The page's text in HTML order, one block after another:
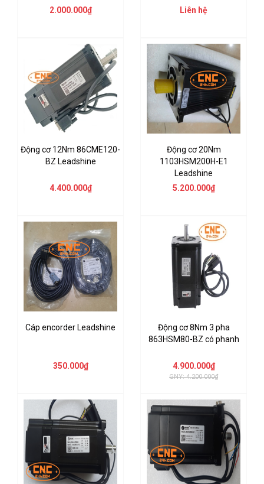
2.000.000₫ Liên hệ
Động cơ 12Nm 86CME120-
BZ Leadshine
4.400.000₫
Động cơ 20Nm
1103HSM200H-E1
Leadshine
5.200.000₫
Cáp encorder Leadshine
350.000₫
Động cơ 8Nm 3 pha
863HSM80-BZ có phanh
4.900.000₫
GNY: 4.200.000₫